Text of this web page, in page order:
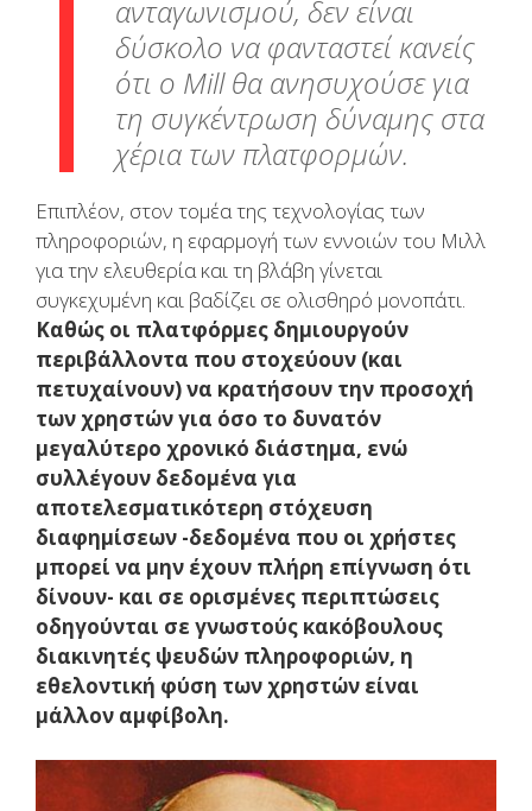
ανταγωνισμού, δεν είναι
δύσκολο να φανταστεί κανείς
ότι ο Mill θα ανησυχούσε για
τη συγκέντρωση δύναμης στα
χέρια των πλατφορμών.
Επιπλέον, στον τομέα της τεχνολογίας των
πληροφοριών, η εφαρμογή των εννοιών του Μιλλ
για την ελευθερία και τη βλάβη γίνεται
συγκεχυμένη και βαδίζει σε ολισθηρό μονοπάτι.
Καθώς οι πλατφόρμες δημιουργούν
περιβάλλοντα που στοχεύουν (και
πετυχαίνουν) να κρατήσουν την προσοχή
των χρηστών για όσο το δυνατόν
μεγαλύτερο χρονικό διάστημα, ενώ
συλλέγουν δεδομένα για
αποτελεσματικότερη στόχευση
διαφημίσεων -δεδομένα που οι χρήστες
μπορεί να μην έχουν πλήρη επίγνωση ότι
δίνουν- και σε ορισμένες περιπτώσεις
οδηγούνται σε γνωστούς κακόβουλους
διακινητές ψευδών πληροφοριών, η
εθελοντική φύση των χρηστών είναι
μάλλον αμφίβολη.